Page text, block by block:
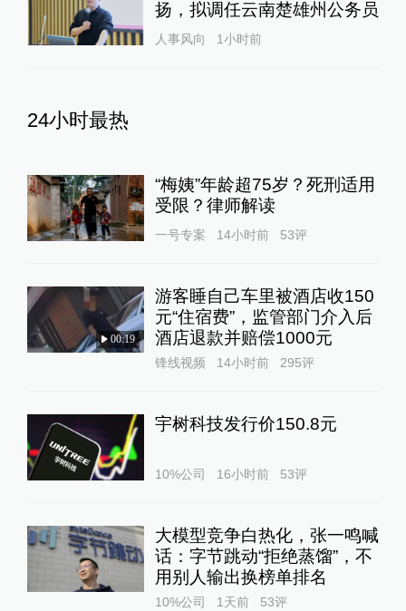
扬，拟调任云南楚雄州公务员
人事风向 1小时前
24小时最热
“梅姨”年龄超75岁？死刑适用
受限？律师解读
一号专案 14小时前 53评
00:19
游客睡自己车里被酒店收150
元“住宿费”，监管部门介入后
酒店退款并赔偿1000元
锋线视频 14小时前 295评
宇树科技发行价150.8元
10%公司 16小时前 53评
大模型竞争白热化，张一鸣喊
话：字节跳动“拒绝蒸馏”，不
用别人输出换榜单排名
10%公司 1天前 53评